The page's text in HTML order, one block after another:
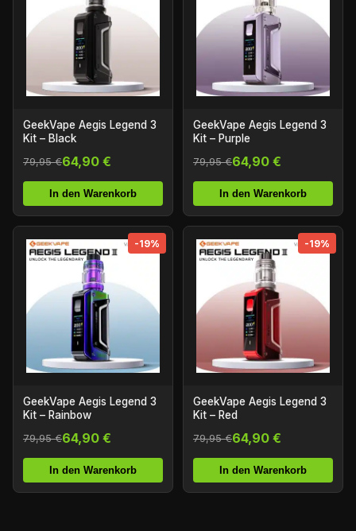
GeekVape Aegis Legend 3
Kit – Black
79,95 €64,90 €
In den Warenkorb
GeekVape Aegis Legend 3
Kit – Purple
79,95 €64,90 €
In den Warenkorb
-19%
GeekVape Aegis Legend 3
Kit – Rainbow
79,95 €64,90 €
In den Warenkorb
-19%
GeekVape Aegis Legend 3
Kit – Red
79,95 €64,90 €
In den Warenkorb